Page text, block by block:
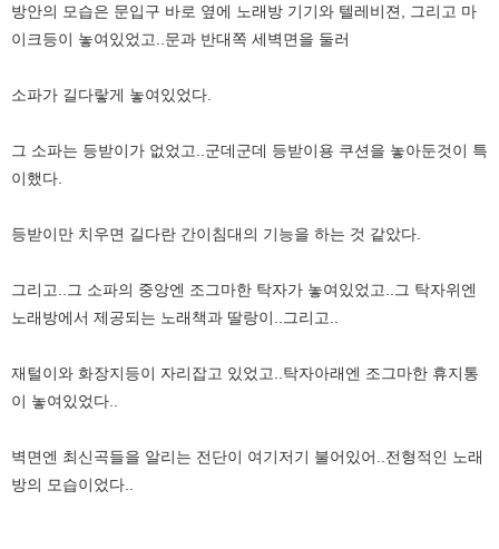
방안의 모습은 문입구 바로 옆에 노래방 기기와 텔레비젼, 그리고 마
이크등이 놓여있었고..문과 반대쪽 세벽면을 둘러
소파가 길다랗게 놓여있었다.
그 소파는 등받이가 없었고..군데군데 등받이용 쿠션을 놓아둔것이 특
이했다.
등받이만 치우면 길다란 간이침대의 기능을 하는 것 같았다.
그리고..그 소파의 중앙엔 조그마한 탁자가 놓여있었고..그 탁자위엔
노래방에서 제공되는 노래책과 딸랑이..그리고..
재털이와 화장지등이 자리잡고 있었고..탁자아래엔 조그마한 휴지통
이 놓여있었다..
벽면엔 최신곡들을 알리는 전단이 여기저기 불어있어..전형적인 노래
방의 모습이었다..